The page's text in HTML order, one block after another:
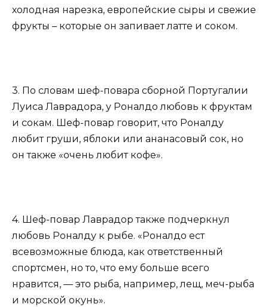
холодная нарезка, европейские сыры и свежие
фрукты – которые он запивает латте и соком.
3. По словам шеф-повара сборной Португалии
Луиса Лаврадора, у Роналдо любовь к фруктам
и сокам. Шеф-повар говорит, что Роналду
любит груши, яблоки или ананасовый сок, но
он также «очень любит кофе».
4. Шеф-повар Лаврадор также подчеркнул
любовь Роналду к рыбе. «Роналдо ест
всевозможные блюда, как ответственный
спортсмен, но то, что ему больше всего
нравится, — это рыба, например, лещ, меч-рыба
и морской окунь».